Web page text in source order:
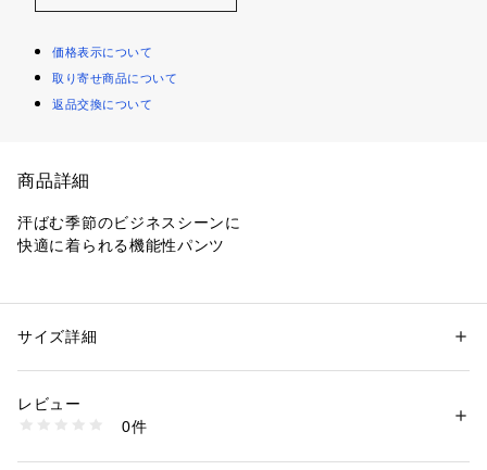
価格表示について
取り寄せ商品について
返品交換について
商品詳細
汗ばむ季節のビジネスシーンに
快適に着られる機能性パンツ
・無数の空気孔による優れた通気性
・ウォッシャブル（ネット使用）
性別：メンズ
タグ：オフィス カジュアル スラックス セットアップ パンツ
ル100%
ベージュ：複合繊維、(ポリエステル)57%、ポリエステル43%
商品番号：1290000020714 （モール）
サイズ詳細
レビュー
0件